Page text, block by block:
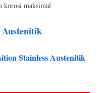
korosi maksimal
Austenitik
Stainless Austenitik